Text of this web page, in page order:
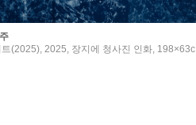
트(2025), 2025, 장지에 청사진 인화, 198×63c